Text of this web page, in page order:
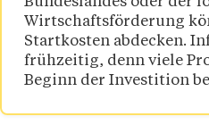
Wirtschaftsförderung
Startkosten abdecken.
frühzeitig, denn viele
Beginn der Investition